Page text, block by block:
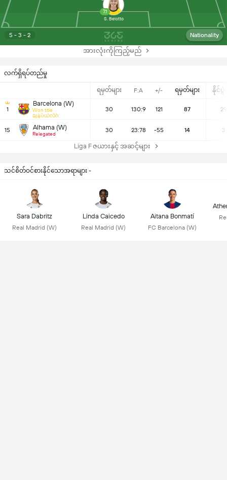
လက်ရှိရပ်တည်မှု
ရမှတ်များ F:A +/- ရမှတ်များ နိုင်ပွဲမ
1
Barcelona (W)
Won title
ချန်ပီယံလိဂ်
30 130:9 121 87 29
15 Alhama (W)
Relegated
30 23:78 -55 14 3
Liga F ဇယားနှင့် အဆင့်များ
5 - 3 - 2 Nationality
7.1
S. Belotto
အားလုံးကိုကြည့်မည်
သင်စိတ်ဝင်စားနိုင်သောအရာများ -
Sara Dabritz
Real Madrid (W)
Linda Caicedo
Real Madrid (W)
Aitana Bonmatí
FC Barcelona (W)